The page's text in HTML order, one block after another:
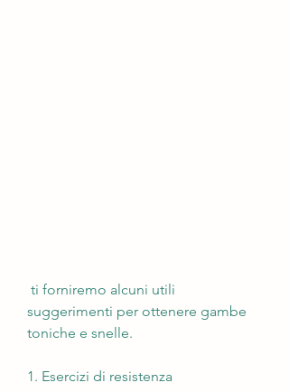
suggerimenti per ottenere gambe
toniche e snelle.
1. Esercizi di resistenza